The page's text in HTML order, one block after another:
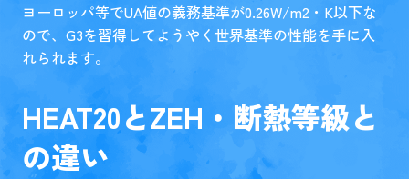
ヨーロッパ等でUA値の義務基準が0.26W/m2・K以下な
ので、G3を習得してようやく世界基準の性能を手に入
れられます。
HEAT20とZEH・断熱等級と
の違い